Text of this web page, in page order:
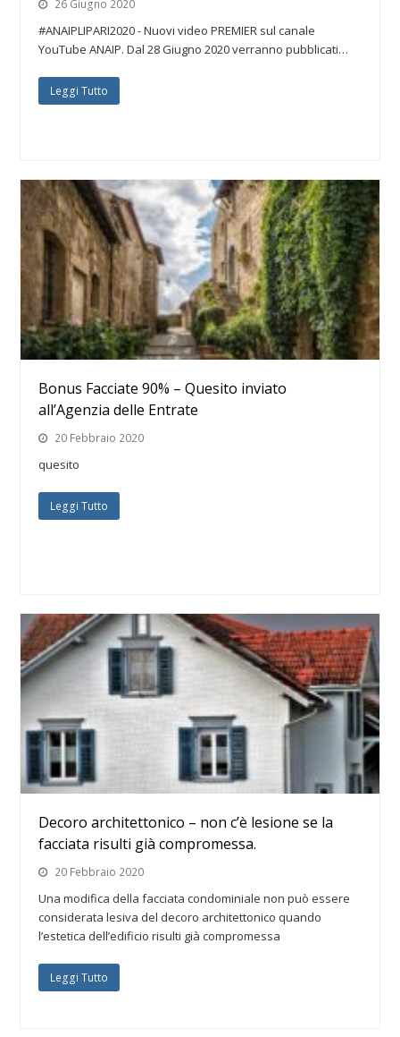
26 Giugno 2020
#ANAIPLIPARI2020 - Nuovi video PREMIER sul canale
YouTube ANAIP. Dal 28 Giugno 2020 verranno pubblicati…
Leggi Tutto
Bonus Facciate 90% – Quesito inviato
all’Agenzia delle Entrate
20 Febbraio 2020
quesito
Leggi Tutto
Decoro architettonico – non c’è lesione se la
facciata risulti già compromessa.
20 Febbraio 2020
Una modifica della facciata condominiale non può essere
considerata lesiva del decoro architettonico quando
l’estetica dell’edificio risulti già compromessa
Leggi Tutto